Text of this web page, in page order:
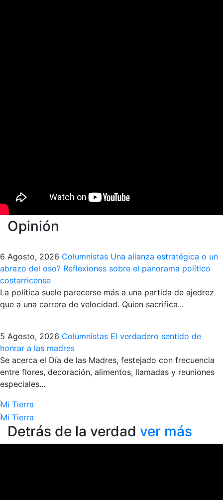
Opinión
6 Agosto, 2026 Columnistas Una alianza estratégica o un
abrazo del oso? Reflexiones sobre el panorama político
costarricense
La política suele parecerse más a una partida de ajedrez
que a una carrera de velocidad. Quien sacrifica...
5 Agosto, 2026 Columnistas El verdadero sentido de
honrar a las madres
Se acerca el Día de las Madres, festejado con frecuencia
entre flores, decoración, alimentos, llamadas y reuniones
especiales...
Detrás de la verdad ver más